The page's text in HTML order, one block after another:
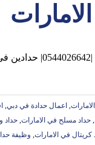
, اعمال حدادة في دبي,
, حداد مسلح في الامارات, حداد
في الامارات, وظيفة